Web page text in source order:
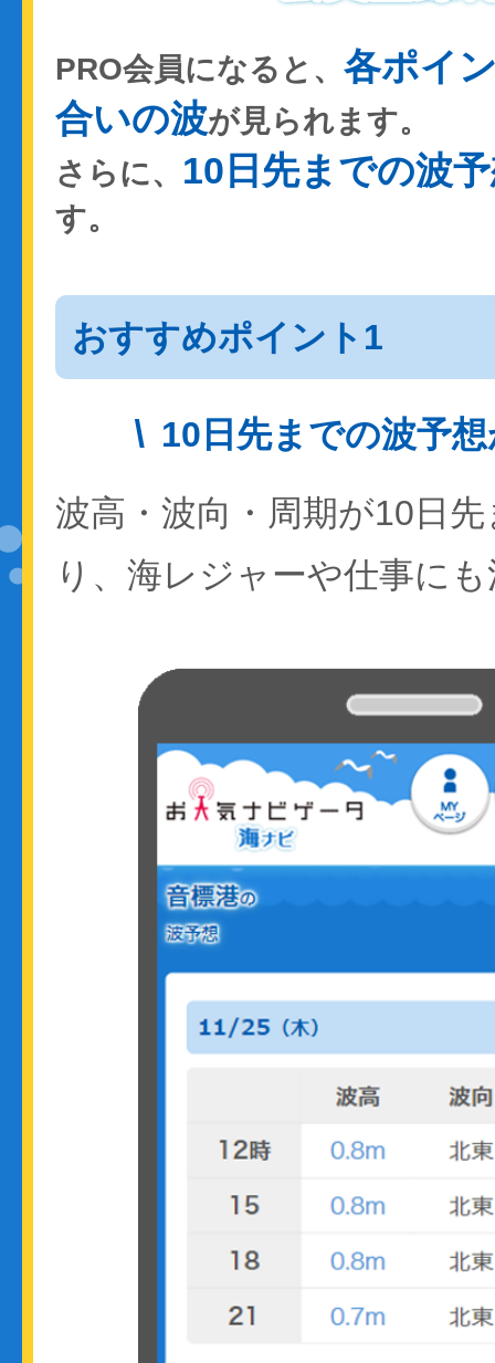
PRO会員になると、 各ポイ
合いの波が見られます。
さらに、 10日先までの波
す。
おすすめポイント1
10日先までの波予
波高・波向・周期が10日
り、海レジャーや仕事に